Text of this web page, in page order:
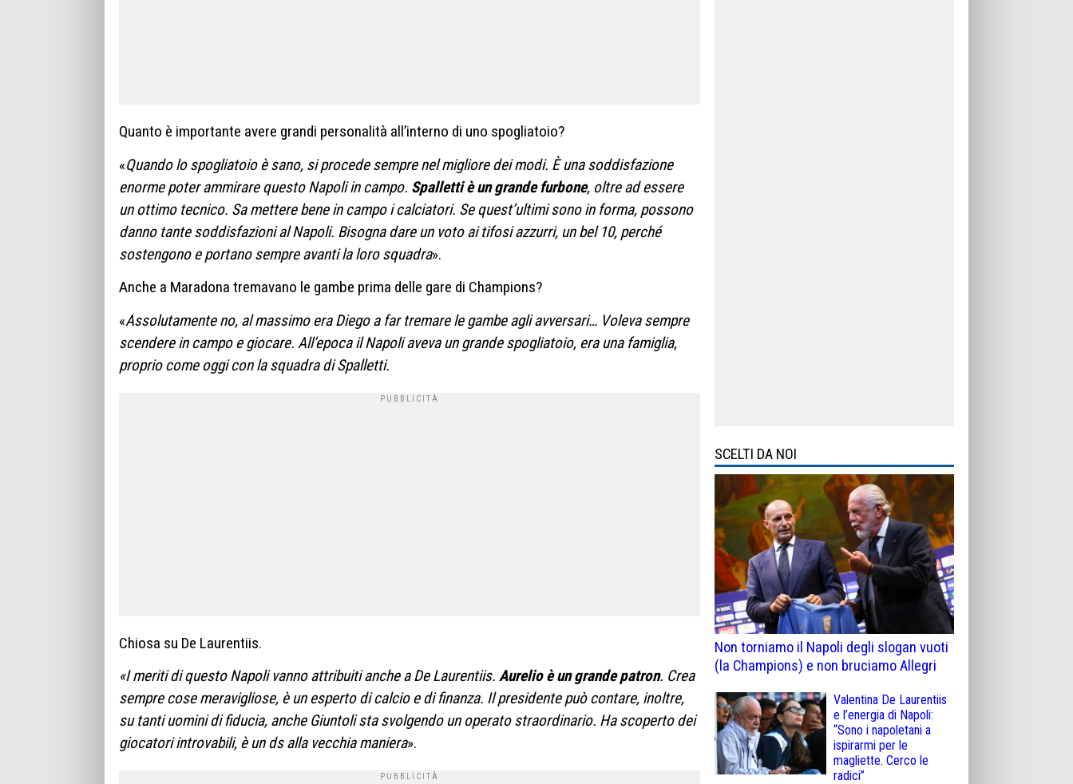
Quanto è importante avere grandi personalità all’interno di uno spogliatoio?
«Quando lo spogliatoio è sano, si procede sempre nel migliore dei modi. È una soddisfazione
enorme poter ammirare questo Napoli in campo. Spalletti è un grande furbone, oltre ad essere
un ottimo tecnico. Sa mettere bene in campo i calciatori. Se quest’ultimi sono in forma, possono
danno tante soddisfazioni al Napoli. Bisogna dare un voto ai tifosi azzurri, un bel 10, perché
sostengono e portano sempre avanti la loro squadra».
Anche a Maradona tremavano le gambe prima delle gare di Champions?
«Assolutamente no, al massimo era Diego a far tremare le gambe agli avversari… Voleva sempre
scendere in campo e giocare. All’epoca il Napoli aveva un grande spogliatoio, era una famiglia,
proprio come oggi con la squadra di Spalletti.
Chiosa su De Laurentiis.
«I meriti di questo Napoli vanno attribuiti anche a De Laurentiis. Aurelio è un grande patron. Crea
sempre cose meravigliose, è un esperto di calcio e di finanza. Il presidente può contare, inoltre,
su tanti uomini di fiducia, anche Giuntoli sta svolgendo un operato straordinario. Ha scoperto dei
giocatori introvabili, è un ds alla vecchia maniera».
SCELTI DA NOI
Non torniamo il Napoli degli slogan vuoti
(la Champions) e non bruciamo Allegri
Valentina De Laurentiis
e l’energia di Napoli:
“Sono i napoletani a
ispirarmi per le
magliette. Cerco le
radici”